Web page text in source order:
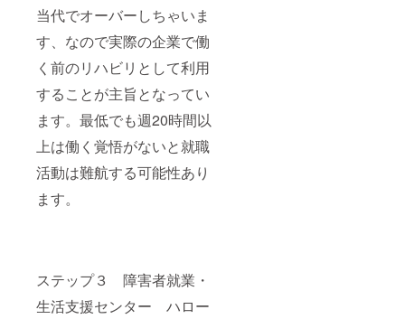
当代でオーバーしちゃいま
す、なので実際の企業で働
く前のリハビリとして利用
することが主旨となってい
ます。最低でも週20時間以
上は働く覚悟がないと就職
活動は難航する可能性あり
ます。
ステップ３ 障害者就業・
生活支援センター ハロー